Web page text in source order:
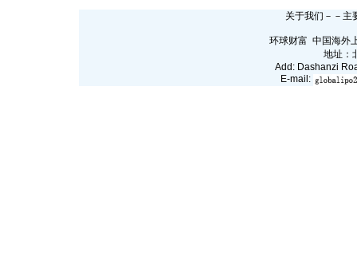
关于我们 －－ 主
环球财富 中国海外
地址：
Add: Dashanzi
E-mail: